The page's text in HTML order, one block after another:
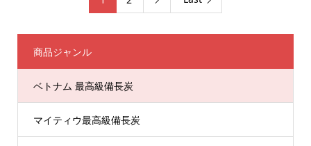
商品ジャンル
ベトナム 最高級備長炭
マイティウ最高級備長炭